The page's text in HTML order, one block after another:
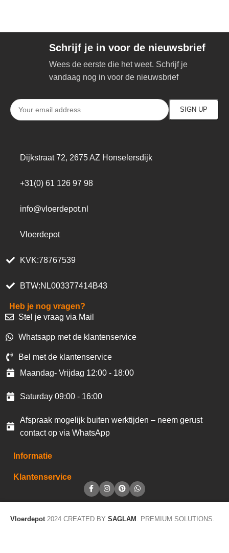
Schrijf je in voor de nieuwsbrief
Wees de eerste die het weet. Schrijf je
vandaag nog in voor de nieuwsbrief
Dijkstraat 72, 2675 AZ Honselersdijk
+31(0) 61 126 97 98
info@vloerdepot.nl
Vloerdepot
KVK:78767539
BTW:NL003377414B43
Heb je nog vragen?
Stel je vraag via Mail
Whatsapp met de klantenservice
Bel met de klantenservice
Maandag- Vrijdag 12:00 - 18:00
Saturday 09:00 - 16:00
Afspraak mogelijk buiten werktijden – neem gerust
contact op via WhatsApp
Informatie
Klantenservice
Vloerdepot 2024 CREATED BY SAGLAM . PREMIUM SOLUTIONS.